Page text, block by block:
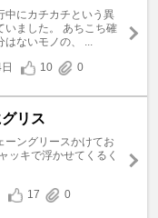
中にカチカチという異
いました。 あちこち確
はないモノの、 ...
10 0
リス
ーングリースかけてお
ッキで浮かせてくるく
17 0